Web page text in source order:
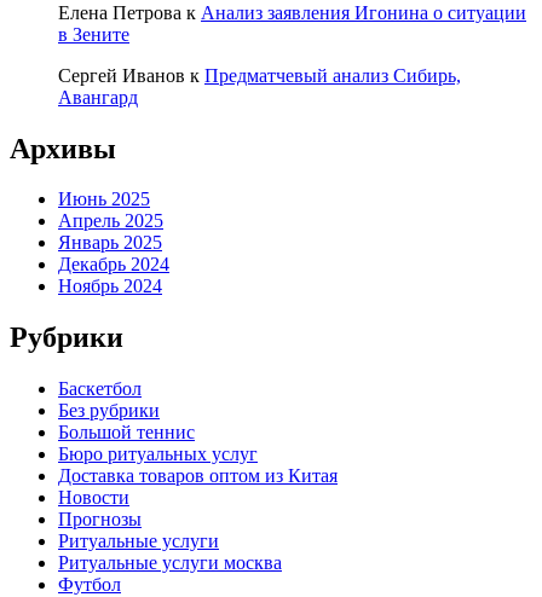
Елена Петрова к Анализ заявления Игонина о ситуации
в Зените
Сергей Иванов к Предматчевый анализ Сибирь,
Авангард
Архивы
Июнь 2025
Апрель 2025
Январь 2025
Декабрь 2024
Ноябрь 2024
Рубрики
Баскетбол
Без рубрики
Большой теннис
Бюро ритуальных услуг
Доставка товаров оптом из Китая
Новости
Прогнозы
Ритуальные услуги
Ритуальные услуги москва
Футбол